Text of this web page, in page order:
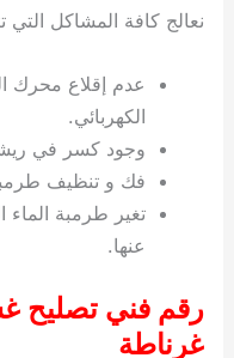
نعالج كافة المشاكل
عدم إقلاع محرك
الكهربائي.
وجود كسر في
فك و تنظيف
تغير طرمبة الماء
عنها.
رقم فني تصليح
غرناطة